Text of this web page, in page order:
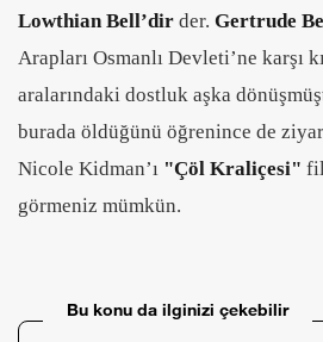
Lowthian Bell’dir der. Gertrude
Arapları Osmanlı Devleti’ne karşı
aralarındaki dostluk aşka
burada öldüğünü öğrenince de
Nicole Kidman’ı "Çöl Kraliçesi"
görmeniz mümkün.
Bu konu da ilginizi çekebilir